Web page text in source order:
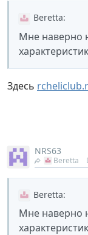
Beretta:
Мне наверно
Здесь
NRS63
Beretta
Beretta:
Мне наверно